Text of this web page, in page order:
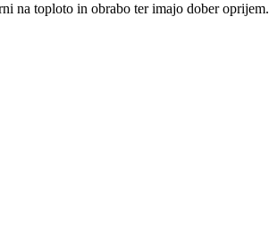
na toploto in obrabo ter imajo dober oprijem.